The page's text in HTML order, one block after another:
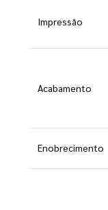
Impressão
Acabamento
Enobrecimento